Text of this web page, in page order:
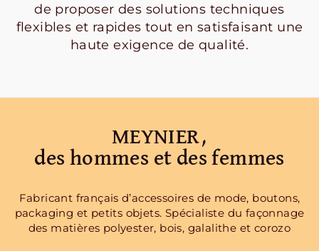
de proposer des solutions techniques
flexibles et rapides tout en satisfaisant une
haute exigence de qualité.
MEYNIER,
des hommes et des femmes
Fabricant français d’accessoires de mode, boutons,
packaging et petits objets. Spécialiste du façonnage
des matières polyester, bois, galalithe et corozo